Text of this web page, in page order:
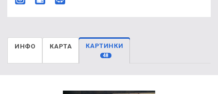
ИНФО КАРТА КАРТИНКИ
48